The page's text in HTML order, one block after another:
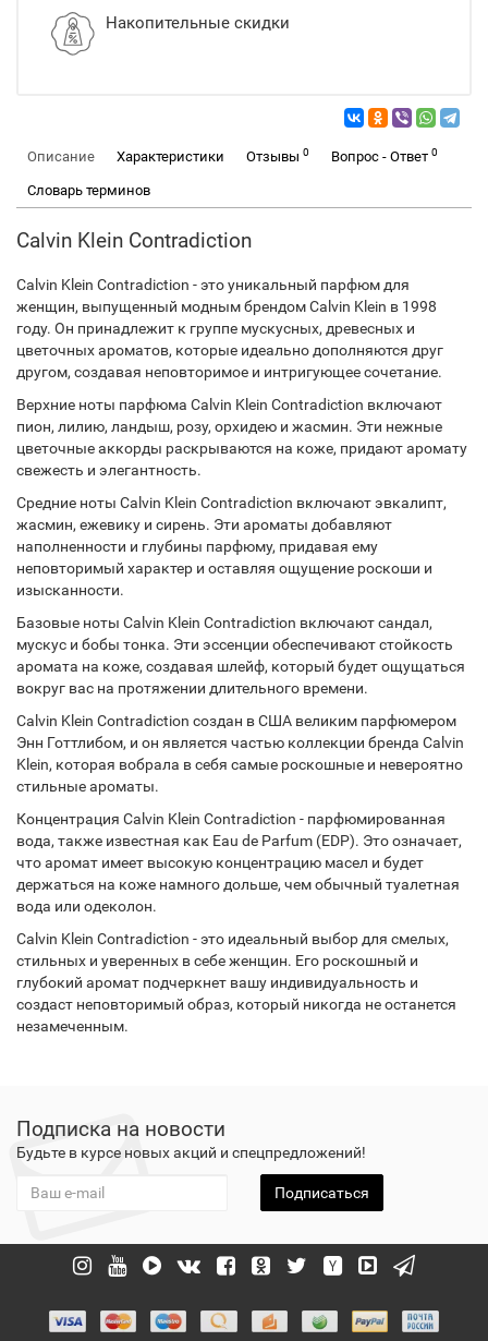
Накопительные скидки
Описание Характеристики Отзывы 0 Вопрос - Ответ 0
Словарь терминов
Calvin Klein Contradiction
Calvin Klein Contradiction - это уникальный парфюм для
женщин, выпущенный модным брендом Calvin Klein в 1998
году. Он принадлежит к группе мускусных, древесных и
цветочных ароматов, которые идеально дополняются друг
другом, создавая неповторимое и интригующее сочетание.
Верхние ноты парфюма Calvin Klein Contradiction включают
пион, лилию, ландыш, розу, орхидею и жасмин. Эти нежные
цветочные аккорды раскрываются на коже, придают аромату
свежесть и элегантность.
Средние ноты Calvin Klein Contradiction включают эвкалипт,
жасмин, ежевику и сирень. Эти ароматы добавляют
наполненности и глубины парфюму, придавая ему
неповторимый характер и оставляя ощущение роскоши и
изысканности.
Базовые ноты Calvin Klein Contradiction включают сандал,
мускус и бобы тонка. Эти эссенции обеспечивают стойкость
аромата на коже, создавая шлейф, который будет ощущаться
вокруг вас на протяжении длительного времени.
Calvin Klein Contradiction создан в США великим парфюмером
Энн Готтлибом, и он является частью коллекции бренда Calvin
Klein, которая вобрала в себя самые роскошные и невероятно
стильные ароматы.
Концентрация Calvin Klein Contradiction - парфюмированная
вода, также известная как Eau de Parfum (EDP). Это означает,
что аромат имеет высокую концентрацию масел и будет
держаться на коже намного дольше, чем обычный туалетная
вода или одеколон.
Calvin Klein Contradiction - это идеальный выбор для смелых,
стильных и уверенных в себе женщин. Его роскошный и
глубокий аромат подчеркнет вашу индивидуальность и
создаст неповторимый образ, который никогда не останется
незамеченным.
Подписка на новости
Будьте в курсе новых акций и спецпредложений!
Подписаться